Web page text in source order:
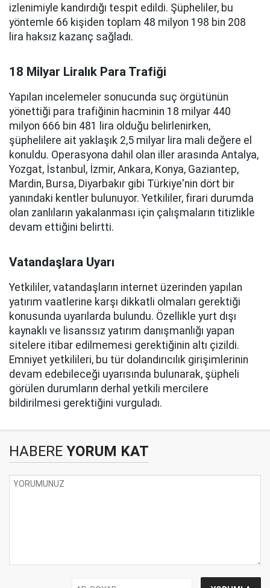
izlenimiyle kandırdığı tespit edildi. Şüpheliler, bu
yöntemle 66 kişiden toplam 48 milyon 198 bin 208
lira haksız kazanç sağladı.
18 Milyar Liralık Para Trafiği
Yapılan incelemeler sonucunda suç örgütünün
yönettiği para trafiğinin hacminin 18 milyar 440
milyon 666 bin 481 lira olduğu belirlenirken,
şüphelilere ait yaklaşık 2,5 milyar lira mali değere el
konuldu. Operasyona dahil olan iller arasında Antalya,
Yozgat, İstanbul, İzmir, Ankara, Konya, Gaziantep,
Mardin, Bursa, Diyarbakır gibi Türkiye'nin dört bir
yanındaki kentler bulunuyor. Yetkililer, firari durumda
olan zanlıların yakalanması için çalışmaların titizlikle
devam ettiğini belirtti.
Vatandaşlara Uyarı
Yetkililer, vatandaşların internet üzerinden yapılan
yatırım vaatlerine karşı dikkatli olmaları gerektiği
konusunda uyarılarda bulundu. Özellikle yurt dışı
kaynaklı ve lisanssız yatırım danışmanlığı yapan
sitelere itibar edilmemesi gerektiğinin altı çizildi.
Emniyet yetkilileri, bu tür dolandırıcılık girişimlerinin
devam edebileceği uyarısında bulunarak, şüpheli
görülen durumların derhal yetkili mercilere
bildirilmesi gerektiğini vurguladı.
HABERE YORUM KAT